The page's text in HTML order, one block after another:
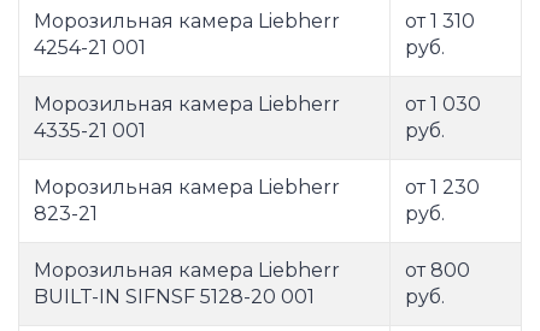
Морозильная камера Liebherr
4254-21 001
от 1 310
руб.
Морозильная камера Liebherr
4335-21 001
от 1 030
руб.
Морозильная камера Liebherr
823-21
от 1 230
руб.
Морозильная камера Liebherr
BUILT-IN SIFNSF 5128-20 001
от 800
руб.